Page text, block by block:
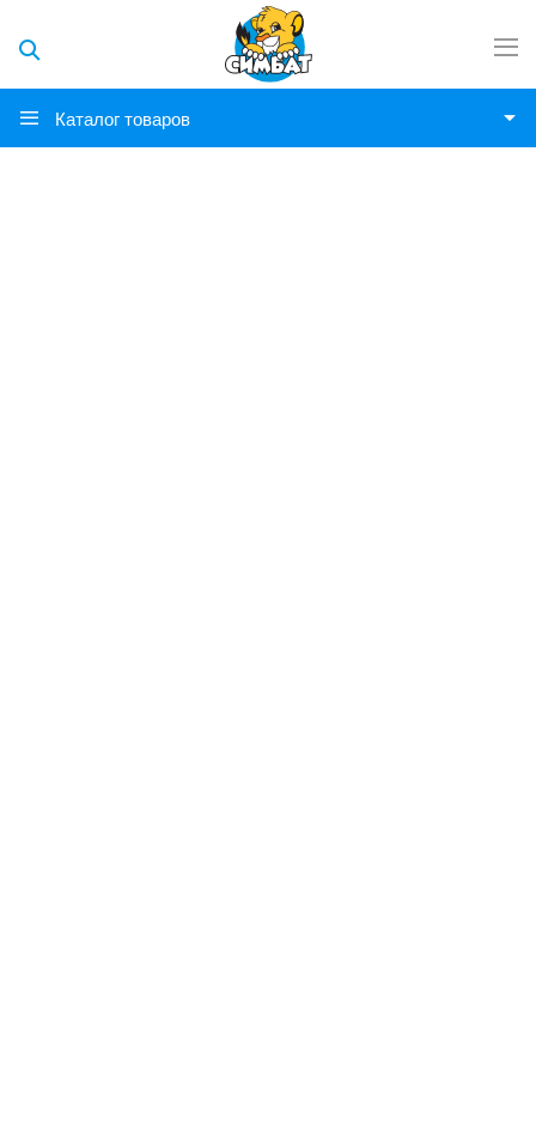
Каталог товаров